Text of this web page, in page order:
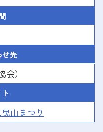
せ先
）
山まつり